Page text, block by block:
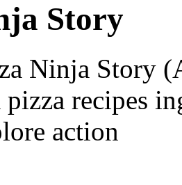
Story
Ninja Story
recipes
action